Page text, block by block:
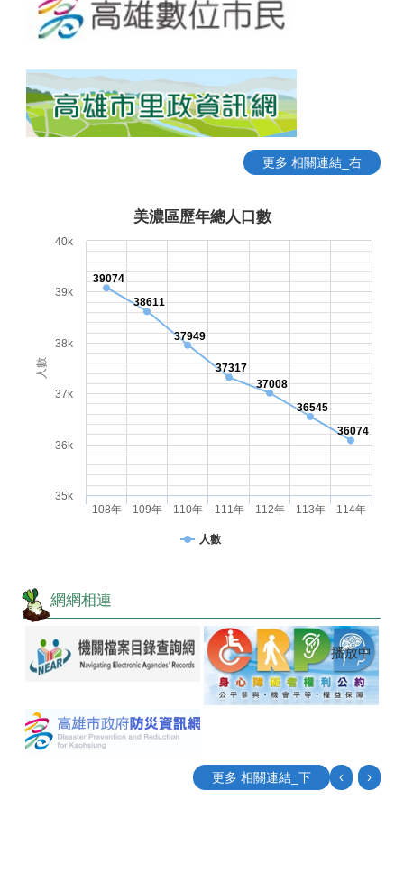
更多 相關連結_右
人數
美濃區歷年總人口數
39074
38611
37949
37317
37008
36545
36074
人數
108年 109年 110年 111年 112年 113年 114年
35k
36k
37k
38k
39k
40k
播放中
網網相連
更多 相關連結_下 ‹
›